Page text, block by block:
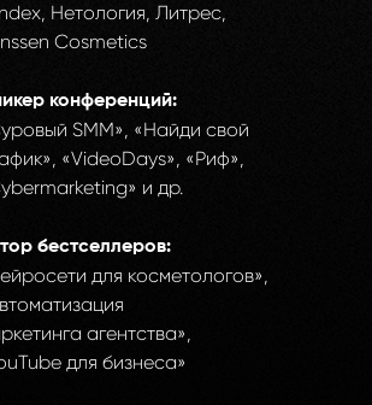
Нетология, Литрес,
Cosmetics
конференций:
SMM», «Найди свой
«VideoDays», «Риф»,
и др.
бестселлеров:
для косметологов»,
агентства»,
для бизнеса»
Вот что пишут
комбайн